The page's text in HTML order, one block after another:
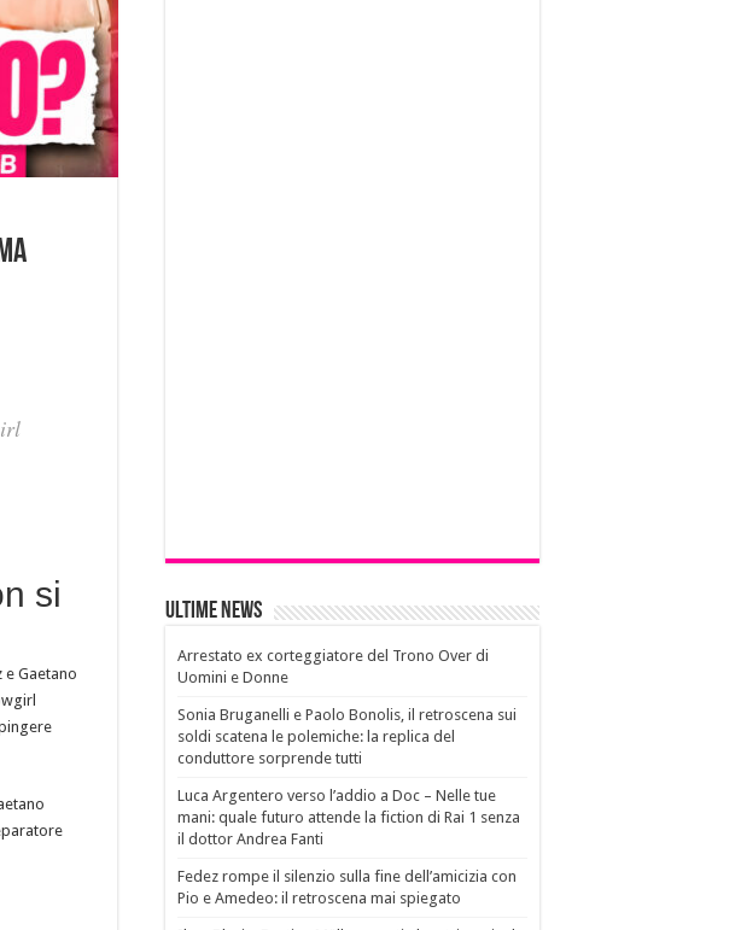
si
Gaetano
Ultime News
Arrestato ex corteggiatore del Trono Over di
Uomini e Donne
Sonia Bruganelli e Paolo Bonolis, il retroscena sui
soldi scatena le polemiche: la replica del
conduttore sorprende tutti
Luca Argentero verso l’addio a Doc – Nelle tue
mani: quale futuro attende la fiction di Rai 1 senza
il dottor Andrea Fanti
Fedez rompe il silenzio sulla fine dell’amicizia con
Pio e Amedeo: il retroscena mai spiegato